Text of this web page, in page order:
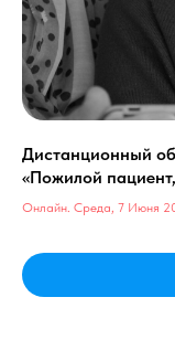
Дистанционный
«Пожилой
Онлайн. Среда, 7 Июня